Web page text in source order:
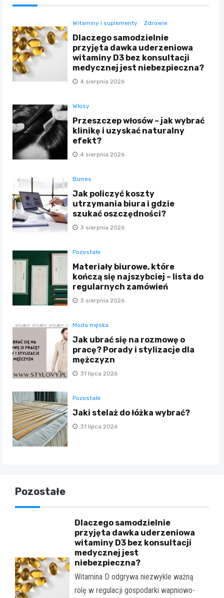
Witaminy i suplementy Zdrowie
Dlaczego samodzielnie
przyjęta dawka uderzeniowa
witaminy D3 bez konsultacji
medycznej jest niebezpieczna?
4 sierpnia 2026
Włosy
Przeszczep włosów – jak wybrać
klinikę i uzyskać naturalny
efekt?
4 sierpnia 2026
Biznes
Jak policzyć koszty
utrzymania biura i gdzie
szukać oszczędności?
3 sierpnia 2026
Pozostałe
Materiały biurowe, które
kończą się najszybciej – lista do
regularnych zamówień
3 sierpnia 2026
Moda męska
Jak ubrać się na rozmowę o
pracę? Porady i stylizacje dla
mężczyzn
31 lipca 2026
Pozostałe
Jaki stelaż do łóżka wybrać?
31 lipca 2026
Pozostałe
Dlaczego samodzielnie
przyjęta dawka uderzeniowa
witaminy D3 bez konsultacji
medycznej jest
niebezpieczna?
Witamina D odgrywa niezwykle ważną
rolę w regulacji gospodarki wapniowo-